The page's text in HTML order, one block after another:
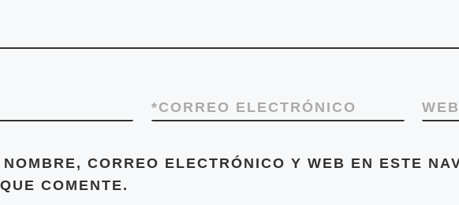
CORREO ELECTRÓNICO
* WEB
CORREO ELECTRÓNICO Y WEB EN ESTE
COMENTE.